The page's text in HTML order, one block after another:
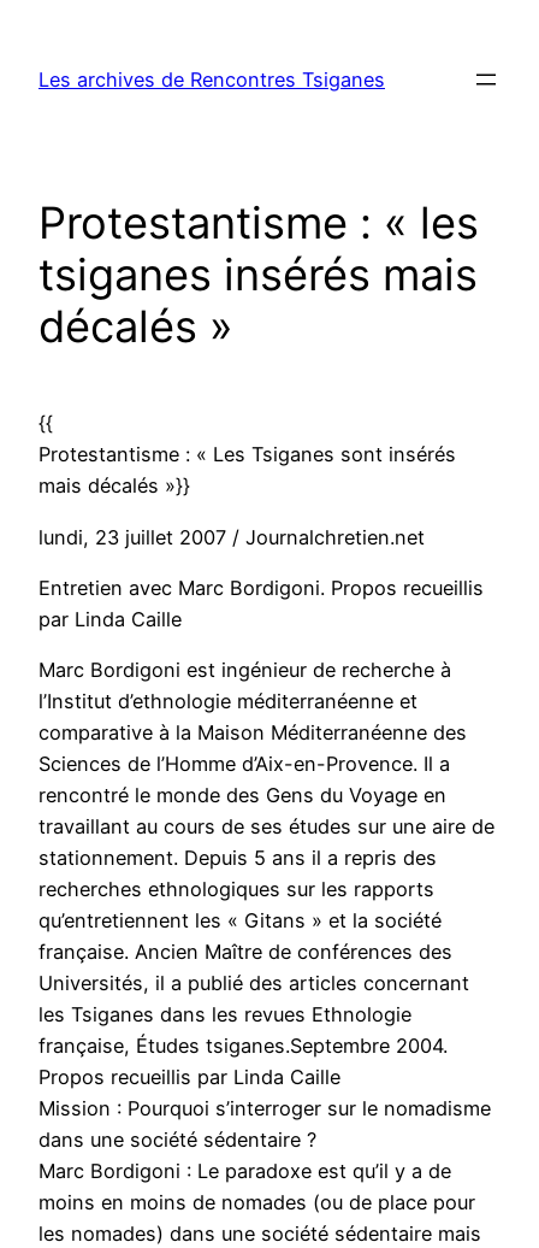
contenu
Les archives de Rencontres Tsiganes
Protestantisme : « les
tsiganes insérés mais
décalés »
{{
Protestantisme : « Les Tsiganes sont insérés
mais décalés »}}
lundi, 23 juillet 2007 / Journalchretien.net
Entretien avec Marc Bordigoni. Propos recueillis
par Linda Caille
Marc Bordigoni est ingénieur de recherche à
l’Institut d’ethnologie méditerranéenne et
comparative à la Maison Méditerranéenne des
Sciences de l’Homme d’Aix-en-Provence. Il a
rencontré le monde des Gens du Voyage en
travaillant au cours de ses études sur une aire de
stationnement. Depuis 5 ans il a repris des
recherches ethnologiques sur les rapports
qu’entretiennent les « Gitans » et la société
française. Ancien Maître de conférences des
Universités, il a publié des articles concernant
les Tsiganes dans les revues Ethnologie
française, Études tsiganes.Septembre 2004.
Propos recueillis par Linda Caille
Mission : Pourquoi s’interroger sur le nomadisme
dans une société sédentaire ?
Marc Bordigoni : Le paradoxe est qu’il y a de
moins en moins de nomades (ou de place pour
les nomades) dans une société sédentaire mais